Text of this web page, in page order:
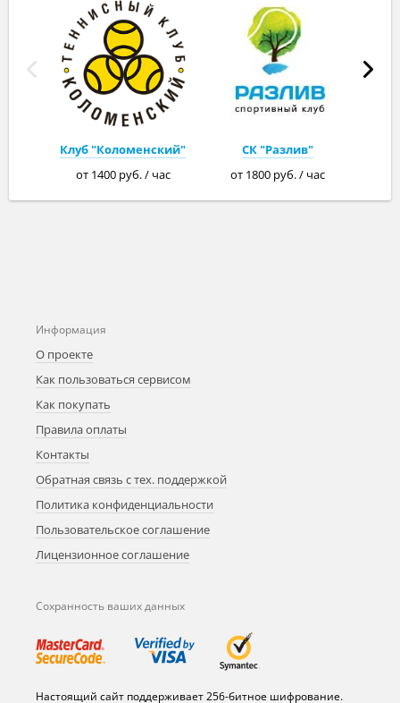
Клуб "Коломенский"
от 1400 руб. / час
СК "Разлив"
от 1800 руб. / час
Информация
О проекте
Как пользоваться сервисом
Как покупать
Правила оплаты
Контакты
Обратная связь с тех. поддержкой
Политика конфиденциальности
Пользовательское соглашение
Лицензионное соглашение
Сохранность ваших данных
Настоящий сайт поддерживает 256-битное шифрование.